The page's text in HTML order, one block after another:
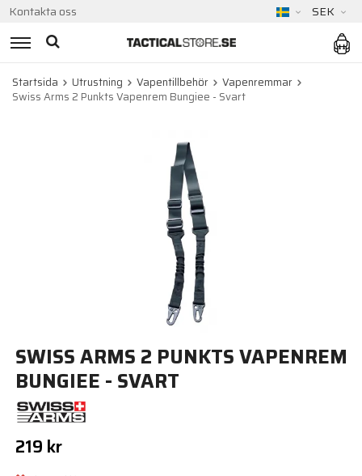
Kontakta oss SEK
Startsida Utrustning Vapentillbehör
Vapenremmar
Swiss Arms 2 Punkts Vapenrem Bungiee - Svart
SWISS ARMS 2 PUNKTS VAPENREM
BUNGIEE - SVART
219 kr